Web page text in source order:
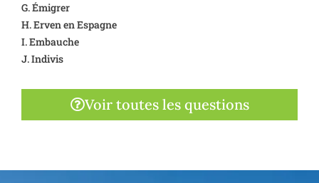
G. Émigrer
H. Erven en Espagne
I. Embauche
J. Indivis
Voir toutes les questions